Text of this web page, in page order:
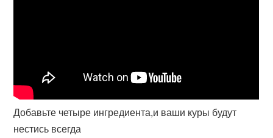
Добавьте четыре ингредиента,и ваши куры будут
нестись всегда